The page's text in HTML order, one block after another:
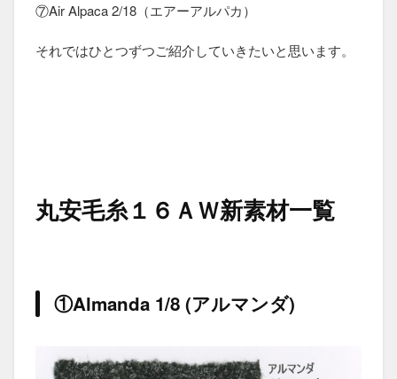
⑦Air Alpaca 2/18（エアーアルパカ）
それではひとつずつご紹介していきたいと思います。
丸安毛糸１６ＡＷ新素材一覧
①Almanda 1/8 (アルマンダ)